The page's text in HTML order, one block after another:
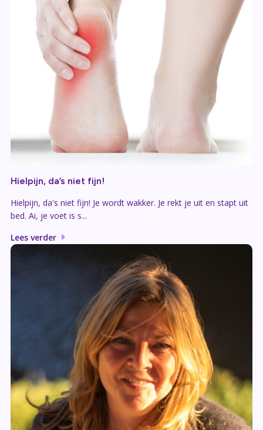
Hielpijn, da’s niet fijn!
Hielpijn, da's niet fijn! Je wordt wakker. Je rekt je uit en stapt uit
bed. Ai, je voet is s...
Lees verder